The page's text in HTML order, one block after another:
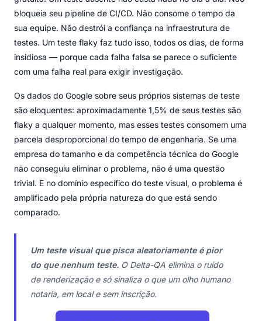
bloqueia seu pipeline de CI/CD. Não consome o tempo da
sua equipe. Não destrói a confiança na infraestrutura de
testes. Um teste flaky faz tudo isso, todos os dias, de forma
insidiosa — porque cada falha falsa se parece o suficiente
com uma falha real para exigir investigação.
Os dados do Google sobre seus próprios sistemas de teste
são eloquentes: aproximadamente 1,5% de seus testes são
flaky a qualquer momento, mas esses testes consomem uma
parcela desproporcional do tempo de engenharia. Se uma
empresa do tamanho e da competência técnica do Google
não conseguiu eliminar o problema, não é uma questão
trivial. E no domínio específico do teste visual, o problema é
amplificado pela própria natureza do que está sendo
comparado.
Um teste visual que pisca aleatoriamente é pior
do que nenhum teste. O Delta-QA elimina o ruído
de renderização e só sinaliza o que um olho humano
notaria, em local e sem inscrição.